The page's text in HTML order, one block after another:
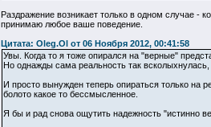
Раздражение возникает только в одном случае -
принимаю любое ваше поведение.
Цитата: Oleg.Ol от 06 Ноября 2012, 00:41:58
Увы. Когда то я тоже опирался на "верные"
Но однажды сама реальность так
И просто вынужден теперь опираться только на
болото какое то бессмысленное.
Я бы и рад снова ощутить надежность "истинно